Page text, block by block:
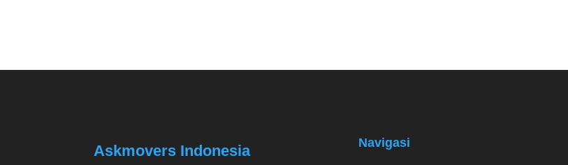
Askmovers Indonesia Navigasi